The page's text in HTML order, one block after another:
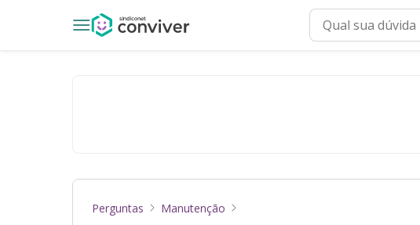
Perguntas Manutenção